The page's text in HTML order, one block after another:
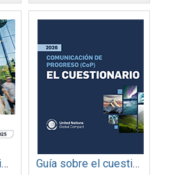
Informe de Sostenibilidad 2025: Parque Arauco Guía sobre el cuestionario: Comunicación de Progreso